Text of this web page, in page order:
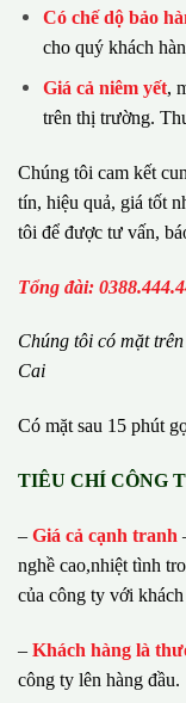
Có chế dộ bảo
cho quý khách
Giá cả niêm yết,
trên thị trường.
Chúng tôi cam kết
tín, hiệu quả, giá tốt
tôi để được tư vấn,
Tổng đài:
Chúng tôi có mặt trê
Cai
Có mặt sau 15 phút
TIÊU CHÍ CÔNG
– Giá cả cạnh tranh
nghề cao,nhiệt tình
của công ty với
– Khách hàng là
công ty lên hàng đầu.